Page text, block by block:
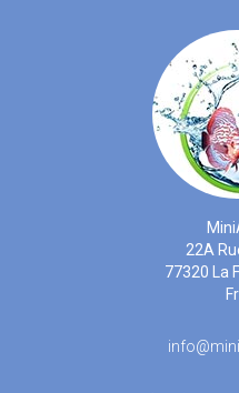
22A
77320 La